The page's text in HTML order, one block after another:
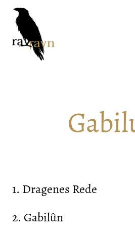
1. Dragenes Rede
2. Gabilûn